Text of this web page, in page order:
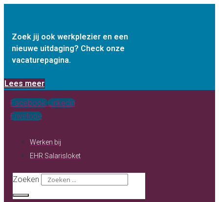
inhoud
Zoek jij ook werkplezier en een
nieuwe uitdaging? Check onze
vacaturepagina.
Lees meer
Facebook Linkedin
Envelope
Werken bij
EHR Salarisloket
Zoeken